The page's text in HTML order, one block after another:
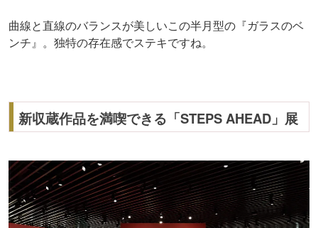
曲線と直線のバランスが美しいこの半月型の『ガラスのベ
ンチ』。独特の存在感でステキですね。
新収蔵作品を満喫できる「STEPS AHEAD」展